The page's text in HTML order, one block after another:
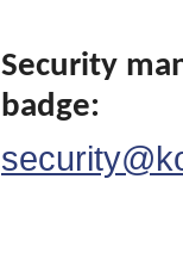
Security
badge: